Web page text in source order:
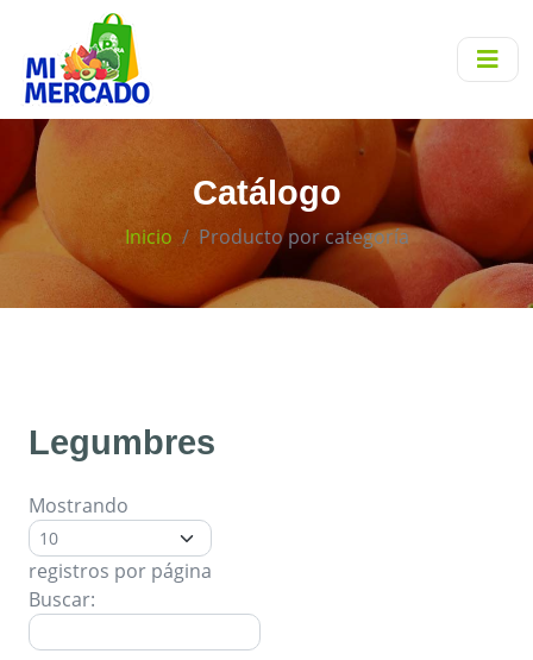
Catálogo
Inicio Producto por categoría
Legumbres
Mostrando
registros por página
Buscar: